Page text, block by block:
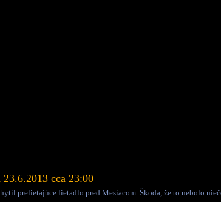
23.6.2013 cca 23:00
prelietajúce lietadlo pred Mesiacom. Škoda, že to nebolo